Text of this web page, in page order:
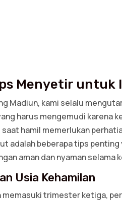
Menyetir untuk
Madiun, kami selalu
harus mengemudi karena
hamil memerlukan
adalah beberapa tips
aman dan nyaman selama
Usia Kehamilan
memasuki trimester ketiga,